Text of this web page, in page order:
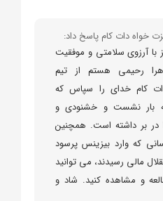
خواه دات کام پاسخ داد:
آرزوی سلامتی و موفقیت
رحیمی هستم از تیم
کام خدای را سپاس که
بار نشست و خشنودی و
در بر داشته است. همچنین
که وارد بیزینس پرسود
مالی رسیدند، می توانید
و مشاهده کنید. شاد و